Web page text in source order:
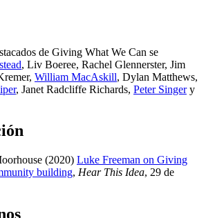
de Giving What We Can se
, Liv Boeree, Rachel Glennerster, Jim
William MacAskill, Dylan Matthews,
, Janet Radcliffe Richards, Peter Singery
(2020) Luke Freeman on Giving
building, Hear This Idea, 29 de